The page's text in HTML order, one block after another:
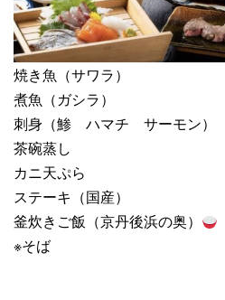
焼き魚（サワラ）
煮魚（ガシラ）
刺身（鯵 ハマチ サーモン）
茶碗蒸し
カニ天ぷら
ステーキ（国産）
釜炊きご飯（京丹後浜の奥）
※そば